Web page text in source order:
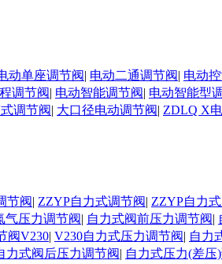
动单座调节阀| 电动二通调节阀| 电动
调节阀| 电动智能调节阀| 电动智能型
调节阀| 大口径电动调节阀| ZDLQ X
节阀| ZZYP自力式调节阀| ZZYP自力
气压力调节阀| 自力式阀前压力调节阀|
阀V230| V230自力式压力调节阀| 自力
力式阀后压力调节阀| 自力式压力(差压